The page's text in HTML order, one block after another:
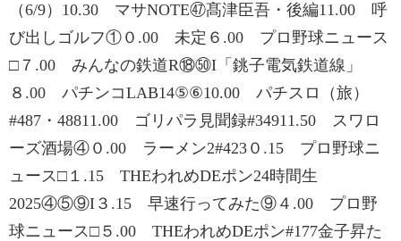
（6/9）10.30 マサNOTE㊼髙津臣吾・後編11.00 呼
び出しゴルフ①０.00 未定６.00 プロ野球ニュース
□７.00 みんなの鉄道R⑱㊿I「銚子電気鉄道線」
８.00 パチンコLAB14⑤⑥10.00 パチスロ（旅）
#487・48811.00 ゴリパラ見聞録#34911.50 スワロ
ーズ酒場④０.00 ラーメン2#423０.15 プロ野球ニ
ュース□１.15 THEわれめDEポン24時間生
2025④⑤⑨I３.15 早速行ってみた⑨４.00 プロ野
球ニュース□５.00 THEわれめDEポン#177金子昇た